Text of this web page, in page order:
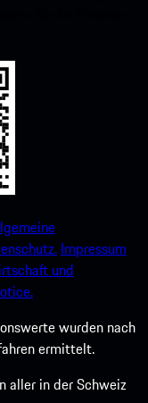
Impressum
und
wurden nach
ermittelt.
aller in der Schweiz